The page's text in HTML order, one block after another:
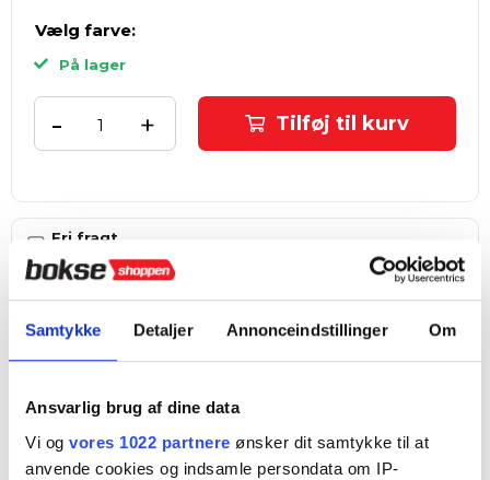
Samtykke Detaljer Annonceindstillinger Om
Ansvarlig brug af dine data
Vi og vores 1022 partnere ønsker dit samtykke til at
anvende cookies og indsamle persondata om IP-
Vælg farve:
På lager
+
- Tilføj til kurv
Fri fragt
Verificeret webshop
Tilføj til Ønskeskyen